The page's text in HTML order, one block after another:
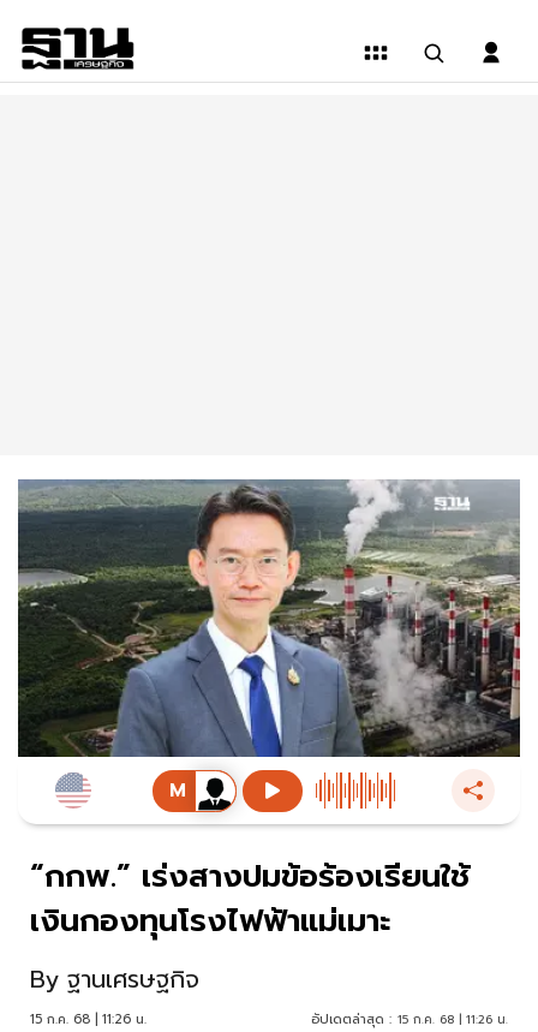
“กกพ.” เร่งสางปมข้อร้องเรียนใช้
เงินกองทุนโรงไฟฟ้าแม่เมาะ
By ฐานเศรษฐกิจ
15 ก.ค. 68 | 11:26 น. อัปเดตล่าสุด : 15 ก.ค. 68 | 11:26 น.